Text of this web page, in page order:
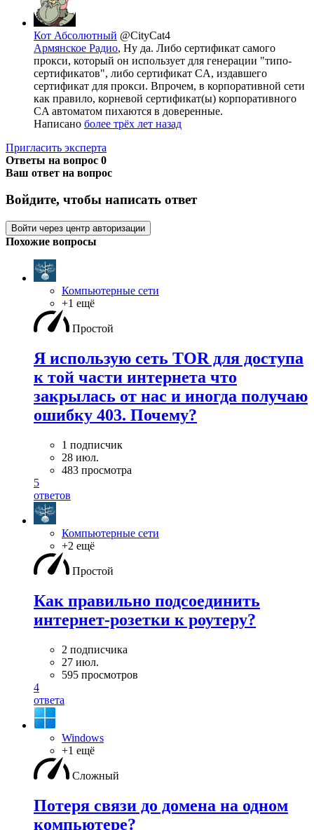
Кот Абсолютный @CityCat4
Армянское Радио, Ну да. Либо сертификат самого
прокси, который он использует для генерации "типо-
сертификатов", либо сертификат CA, издавшего
сертификат для прокси. Впрочем, в корпоративной сети
как правило, корневой сертификат(ы) корпоративного
CA автоматом пихаются в доверенные.
Написано более трёх лет назад
Пригласить эксперта
Ответы на вопрос 0
Ваш ответ на вопрос
Войдите, чтобы написать ответ
Войти через центр авторизации
Похожие вопросы
Компьютерные сети
+1 ещё
Простой
Я использую сеть TOR для доступа
к той части интернета что
закрылась от нас и иногда получаю
ошибку 403. Почему?
1 подписчик
28 июл.
483 просмотра
5
ответов
Компьютерные сети
+2 ещё
Простой
Как правильно подсоединить
интернет-розетки к роутеру?
2 подписчика
27 июл.
595 просмотров
4
ответа
Windows
+1 ещё
Сложный
Потеря связи до домена на одном
компьютере?